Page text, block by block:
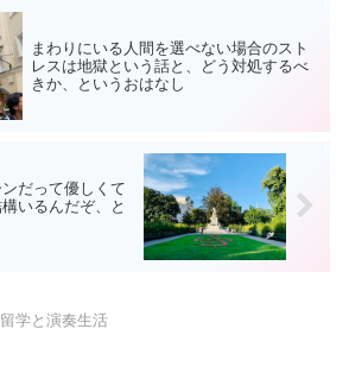
まわりにいる人間を選べない場合のスト
レスは地獄という話と、どう対処するべ
きか、というおはなし
だって優しくて
いるんだぞ、と
学と演奏生活